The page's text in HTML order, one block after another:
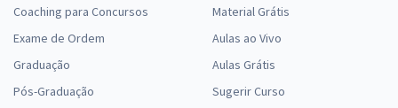
Coaching para Concursos
Exame de Ordem
Graduação
Pós-Graduação
Material Grátis
Aulas ao Vivo
Aulas Grátis
Sugerir Curso